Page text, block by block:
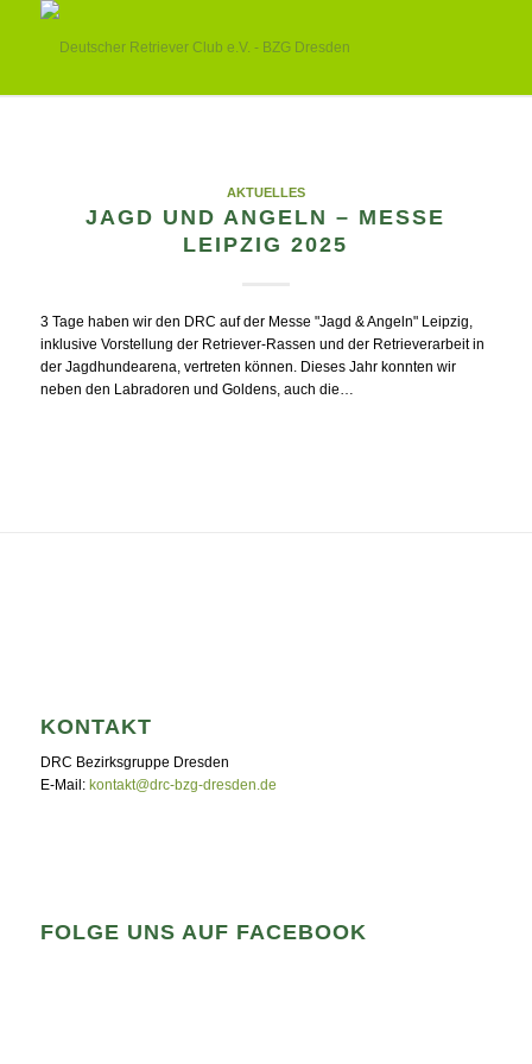
AKTUELLES
JAGD UND ANGELN – MESSE
LEIPZIG 2025
3 Tage haben wir den DRC auf der Messe "Jagd & Angeln" Leipzig,
inklusive Vorstellung der Retriever-Rassen und der Retrieverarbeit in
der Jagdhundearena, vertreten können. Dieses Jahr konnten wir
neben den Labradoren und Goldens, auch die…
KONTAKT
DRC Bezirksgruppe Dresden
E-Mail: kontakt@drc-bzg-dresden.de
FOLGE UNS AUF FACEBOOK